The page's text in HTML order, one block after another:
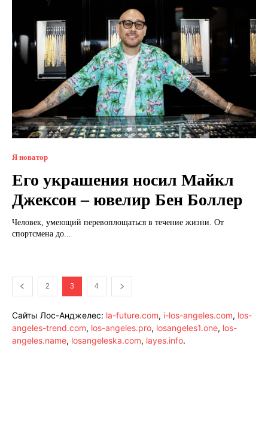
Я новатор
Его украшения носил Майкл
Джексон – ювелир Бен Боллер
Человек, умеющий перевоплощаться в течение жизни. От
спортсмена до...
2 3 4
Сайты Лос-Анджелес: la-future.com, i-los-angeles.com, los-
angeles-trend.com, los-angeles.pro, losangeles1.one, los-
angeles.name, losangeleska.com, layes.info.